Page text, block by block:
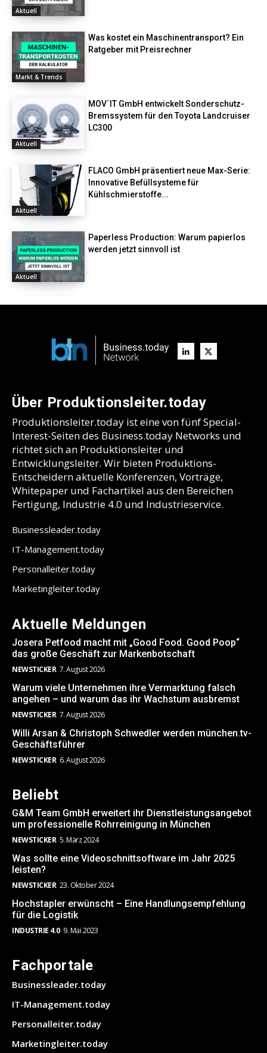
Aktuell
Markt & Trends
Was kostet ein Maschinentransport? Ein
Ratgeber mit Preisrechner
Aktuell
MOV´IT GmbH entwickelt Sonderschutz-
Bremssystem für den Toyota Landcruiser
LC300
Aktuell
FLACO GmbH präsentiert neue Max-Serie:
Innovative Befüllsysteme für
Kühlschmierstoffe...
Aktuell
Paperless Production: Warum papierlos
werden jetzt sinnvoll ist
Über Produktionsleiter.today
Produktionsleiter.today ist eine von fünf Special-
Interest-Seiten des Business.today Networks und
richtet sich an Produktionsleiter und
Entwicklungsleiter. Wir bieten Produktions-
Entscheidern aktuelle Konferenzen, Vorträge,
Whitepaper und Fachartikel aus den Bereichen
Fertigung, Industrie 4.0 und Industrieservice.
Businessleader.today
IT-Management.today
Personalleiter.today
Marketingleiter.today
Aktuelle Meldungen
Josera Petfood macht mit „Good Food. Good Poop“
das große Geschäft zur Markenbotschaft
NEWSTICKER 7. August 2026
Warum viele Unternehmen ihre Vermarktung falsch
angehen – und warum das ihr Wachstum ausbremst
NEWSTICKER 7. August 2026
Willi Arsan & Christoph Schwedler werden münchen.tv-
Geschäftsführer
NEWSTICKER 6. August 2026
Beliebt
G&M Team GmbH erweitert ihr Dienstleistungsangebot
um professionelle Rohrreinigung in München
NEWSTICKER 5. März 2024
Was sollte eine Videoschnittsoftware im Jahr 2025
leisten?
NEWSTICKER 23. Oktober 2024
Hochstapler erwünscht – Eine Handlungsempfehlung
für die Logistik
INDUSTRIE 4.0 9. Mai 2023
Fachportale
Businessleader.today
IT-Management.today
Personalleiter.today
Marketingleiter.today